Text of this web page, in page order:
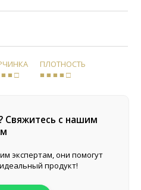
■ □
ПЛОТНОСТЬ
■ ■ ■ ■ □
Свяжитесь с нашим
экспертам, они помогут
продукт!